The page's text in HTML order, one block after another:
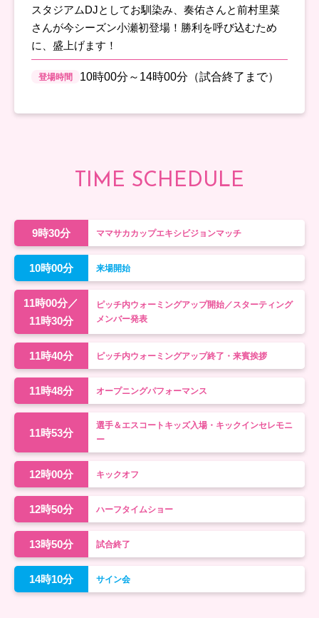
スタジアムDJとしてお馴染み、奏佑さんと前村里菜
さんが今シーズン小瀬初登場！勝利を呼び込むため
に、盛上げます！
登場時間 10時00分～14時00分（試合終了まで）
TIME SCHEDULE
9時30分 ママサカカップエキシビジョンマッチ
10時00分 来場開始
11時00分／
11時30分
ピッチ内ウォーミングアップ開始／スターティング
メンバー発表
11時40分 ピッチ内ウォーミングアップ終了・来賓挨拶
11時48分 オープニングパフォーマンス
11時53分
選手＆エスコートキッズ入場・キックインセレモニ
ー
12時00分 キックオフ
12時50分 ハーフタイムショー
13時50分 試合終了
14時10分 サイン会